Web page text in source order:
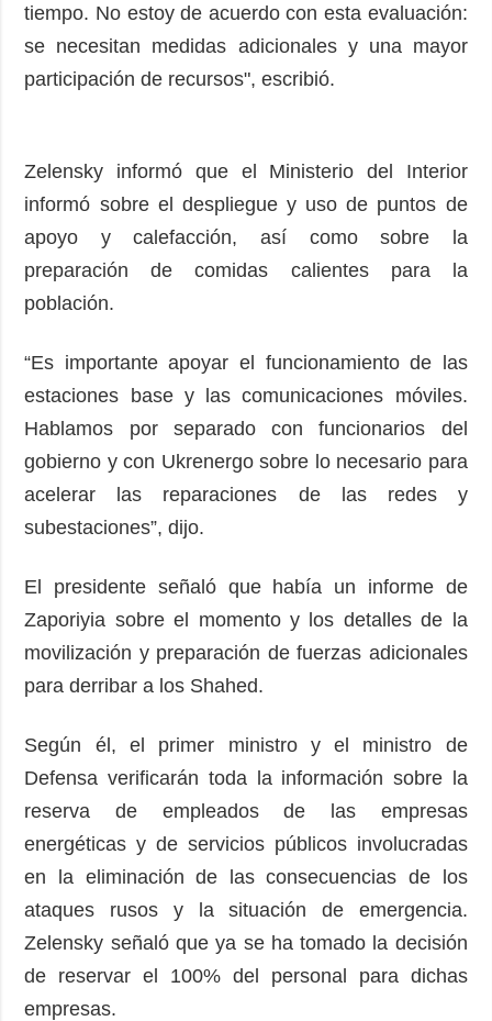
tiempo. No estoy de acuerdo con esta evaluación:
se necesitan medidas adicionales y una mayor
participación de recursos", escribió.
Zelensky informó que el Ministerio del Interior
informó sobre el despliegue y uso de puntos de
apoyo y calefacción, así como sobre la
preparación de comidas calientes para la
población.
“Es importante apoyar el funcionamiento de las
estaciones base y las comunicaciones móviles.
Hablamos por separado con funcionarios del
gobierno y con Ukrenergo sobre lo necesario para
acelerar las reparaciones de las redes y
subestaciones”, dijo.
El presidente señaló que había un informe de
Zaporiyia sobre el momento y los detalles de la
movilización y preparación de fuerzas adicionales
para derribar a los Shahed.
Según él, el primer ministro y el ministro de
Defensa verificarán toda la información sobre la
reserva de empleados de las empresas
energéticas y de servicios públicos involucradas
en la eliminación de las consecuencias de los
ataques rusos y la situación de emergencia.
Zelensky señaló que ya se ha tomado la decisión
de reservar el 100% del personal para dichas
empresas.